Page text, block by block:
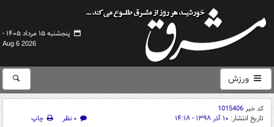
پنجشنبه ۱۵ مرداد ۱۴۰۵ -
Aug 6 2026
ورزش
کد خبر1015406
تاریخ انتشار: ۱۰ آذر ۱۳۹۸ - ۱۴:۱۸ ۰ نظر
چاپ